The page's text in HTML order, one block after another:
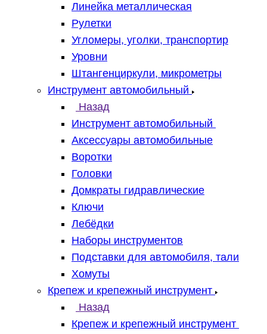
Линейка металлическая
Рулетки
Угломеры, уголки, транспортир
Уровни
Штангенциркули, микрометры
Инструмент автомобильный
Назад
Инструмент автомобильный
Аксессуары автомобильные
Воротки
Головки
Домкраты гидравлические
Ключи
Лебёдки
Наборы инструментов
Подставки для автомобиля, тали
Хомуты
Крепеж и крепежный инструмент
Назад
Крепеж и крепежный инструмент